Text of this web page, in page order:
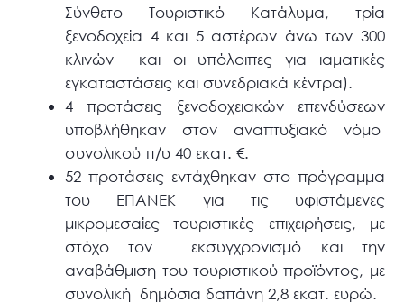
Σύνθετο Τουριστικό Κατάλυμα, τρία
ξενοδοχεία 4 και 5 αστέρων άνω των 300
κλινών και οι υπόλοιπες για ιαματικές
εγκαταστάσεις και συνεδριακά κέντρα).
4 προτάσεις ξενοδοχειακών επενδύσεων
υποβλήθηκαν στον αναπτυξιακό νόμο
συνολικού π/υ 40 εκατ. €.
52 προτάσεις εντάχθηκαν στο πρόγραμμα
του ΕΠΑΝΕΚ για τις υφιστάμενες
μικρομεσαίες τουριστικές επιχειρήσεις, με
στόχο τον εκσυγχρονισμό και την
αναβάθμιση του τουριστικού προϊόντος, με
συνολική δημόσια δαπάνη 2,8 εκατ. ευρώ.